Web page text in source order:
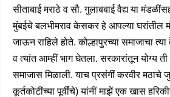
सीताबाई मराठे व सौ. गुलाबबाई वैद्य या
मुंबईचे बलभीमराव केसकर हे आपल्या घरांतील
जाऊन राहिले होते. कोल्हापुरच्या समाजाचा
व त्यांत आम्हीं भाग घेतला. सरकारांतून योग्य ती
समाजास मिळाली. याच प्रसंगीं करवीर मठाचे
कूर्तकोटींच्या पूर्वींचे) यांनीं माझें एक खास